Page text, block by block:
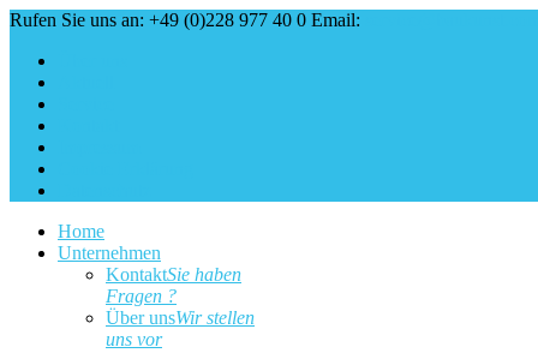
Rufen Sie uns an: +49 (0)228 977 40 0 Email:
Home
Unternehmen
KontaktSie haben
Fragen ?
Über unsWir stellen
uns vor